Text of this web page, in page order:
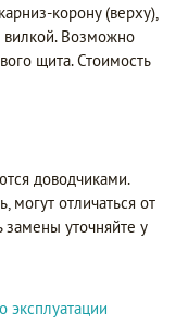
корону (верху),
Возможно
щита. Стоимость
доводчиками.
могут отличаться от
уточняйте у
эксплуатации